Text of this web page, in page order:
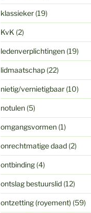
klassieker(19)
KvK (2)
ledenverplichtingen(19)
lidmaatschap(22)
nietig/vernietigbaar(10)
notulen(5)
omgangsvormen(1)
onrechtmatige daad(2)
ontbinding(4)
ontslag bestuurslid(12)
ontzetting (royement) (59)